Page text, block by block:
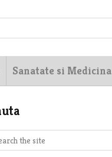
Sanatate si Medicina